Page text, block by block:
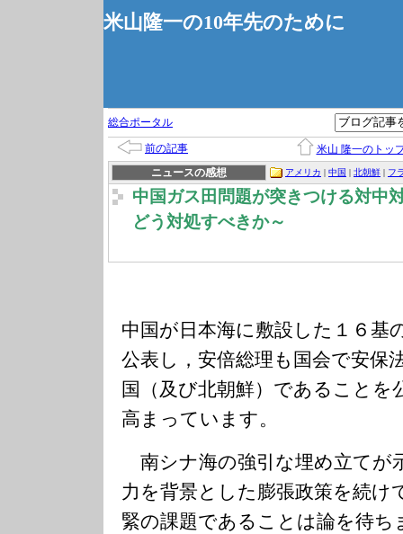
米山隆一の10年先のために
総合ポータル
前の記事
米山 隆一のトッ
ニュースの感想
アメリカ | 中国 | 北朝鮮 | フ
中国ガス田問題が突きつける対
どう対処すべきか～
中国が日本海に敷設した１６基
公表し，安倍総理も国会で安保
国（及び北朝鮮）であることを
高まっています。
南シナ海の強引な埋め立てが
力を背景とした膨張政策を続け
緊の課題であることは論を待